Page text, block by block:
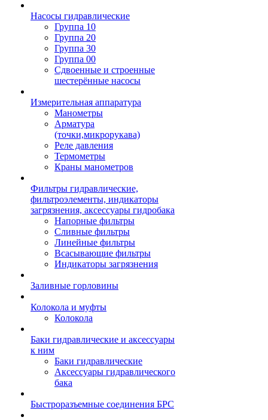
Насосы гидравлические
Группа 10
Группа 20
Группа 30
Группа 00
Сдвоенные и строенные
шестерённые насосы
Измерительная аппаратура
Манометры
Арматура
(точки,микрорукава)
Реле давления
Термометры
Краны манометров
Фильтры гидравлические,
фильтроэлементы, индикаторы
загрязнения, аксессуары гидробака
Напорные фильтры
Сливные фильтры
Линейные фильтры
Всасывающие фильтры
Индикаторы загрязнения
Заливные горловины
Колокола и муфты
Колокола
Баки гидравлические и аксессуары
к ним
Баки гидравлические
Аксессуары гидравлического
бака
Быстроразъемные соединения БРС